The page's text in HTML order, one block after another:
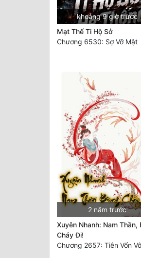
khoảng 9 giờ trước
Mạt Thế Ti Hộ Sở
Chương 6530: Sợ Vỡ Mật
2 năm trước
Xuyên Nhanh: Nam Thần,
Cháy Đi!